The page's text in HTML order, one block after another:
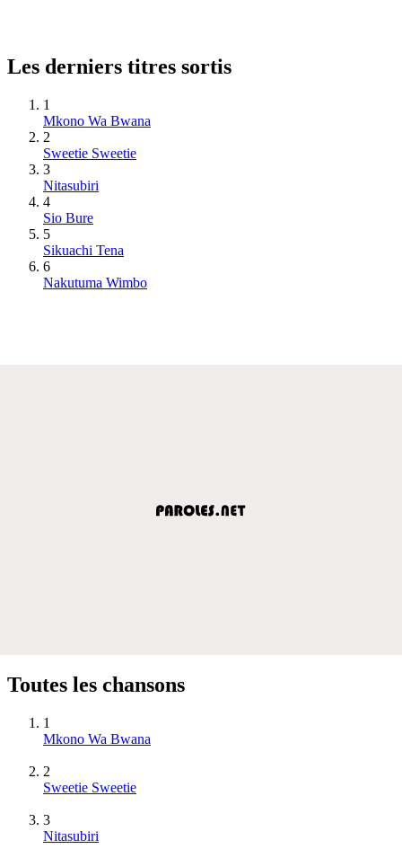
Les derniers titres sortis
1
Mkono Wa Bwana
2
Sweetie Sweetie
3
Nitasubiri
4
Sio Bure
5
Sikuachi Tena
6
Nakutuma Wimbo
Toutes les chansons
1
Mkono Wa Bwana
2
Sweetie Sweetie
3
Nitasubiri